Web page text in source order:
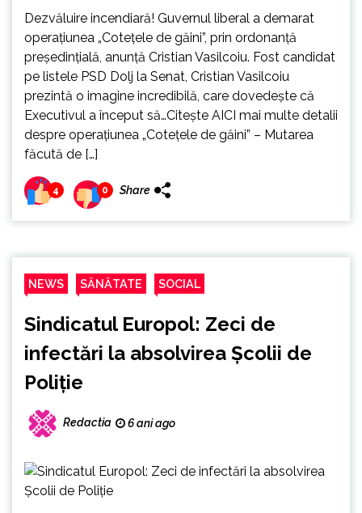
Dezvăluire incendiară! Guvernul liberal a demarat
operațiunea „Cotețele de găini”, prin ordonanță
președințială, anunță Cristian Vasilcoiu. Fost candidat
pe listele PSD Dolj la Senat, Cristian Vasilcoiu
prezintă o imagine incredibilă, care dovedește că
Executivul a început să…Citește AICI mai multe detalii
despre operațiunea „Cotețele de găini” – Mutarea
făcută de […]
4 0 Share
NEWS SĂNĂTATE SOCIAL
Sindicatul Europol: Zeci de
infectări la absolvirea Școlii de
Poliție
Redactia 6 ani ago